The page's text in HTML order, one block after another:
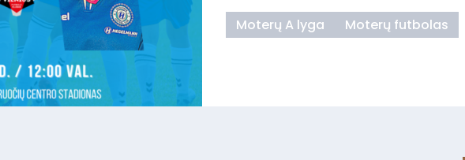
Moterų A lyga Moterų futbolas